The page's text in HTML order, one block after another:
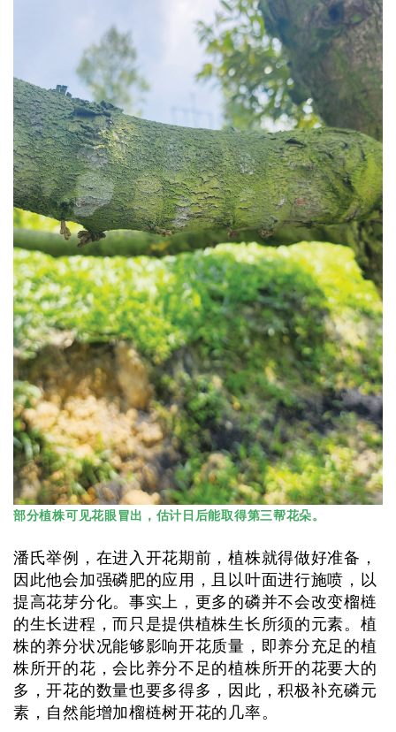
部分植株可见花眼冒出，估计日后能取得第三帮花朵。
潘氏举例，在进入开花期前，植株就得做好准备，
因此他会加强磷肥的应用，且以叶面进行施喷，以
提高花芽分化。事实上，更多的磷并不会改变榴梿
的生长进程，而只是提供植株生长所须的元素。植
株的养分状况能够影响开花质量，即养分充足的植
株所开的花，会比养分不足的植株所开的花要大的
多，开花的数量也要多得多，因此，积极补充磷元
素，自然能增加榴梿树开花的几率。